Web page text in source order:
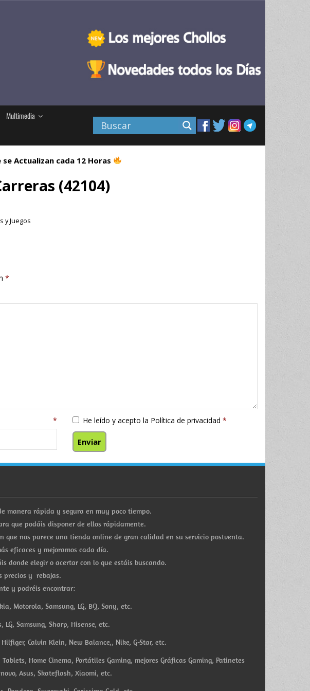
Multimedia
Actualizan cada 12 Horas
(42104)
y Juegos
*
* He leído y acepto la Política de privacidad *
manera rápida y segura en muy poco tiempo.
que podáis disponer de ellos rápidamente.
que nos parece una tienda online de gran calidad en su servicio postventa.
eficaces y mejoramos cada día.
donde elegir o acertar con lo que estáis buscando.
precios y rebajas.
y podréis encontrar:
Motorola, Samsung, LG, BQ, Sony, etc.
Samsung, Sharp, Hisense, etc.
Calvin Klein, New Balance,, Nike, G-Star, etc.
Home Cinema, Portátiles Gaming, mejores Gráficas Gaming, Patinetes
Asus, Skateflash, Xiaomi, etc.